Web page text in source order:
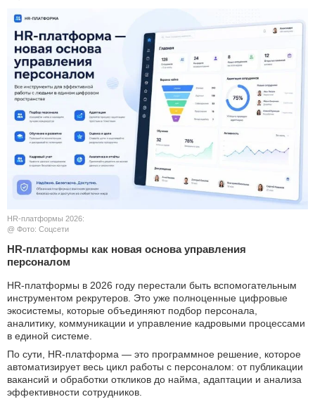
ЭКОНОМИКА
В МИРЕ
ОБЩЕСТВО
КУЛЬТУРА
НАУКА
СПОРТ
ЭГОИЗМ
БЛОГ
HR-платформы 2026:
@ Фото: Соцсети
HR-платформы как новая основа управления
персоналом
HR-платформы в 2026 году перестали быть вспомогательным
инструментом рекрутеров. Это уже полноценные цифровые
экосистемы, которые объединяют подбор персонала,
аналитику, коммуникации и управление кадровыми процессами
в единой системе.
По сути, HR-платформа — это программное решение, которое
автоматизирует весь цикл работы с персоналом: от публикации
вакансий и обработки откликов до найма, адаптации и анализа
эффективности сотрудников.